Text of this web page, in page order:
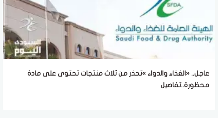
عاجل.. «الغذاء والدواء »تحذر من ثلاث منتجات تحتوى على مادة
محظورة..تفاصيل